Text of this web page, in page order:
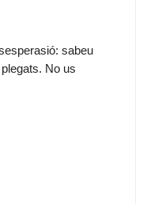
sabeu
No us